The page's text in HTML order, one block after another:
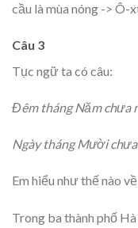
cầu là mùa nóng -> Ô-
Câu 3
Tục ngữ ta có câu:
Đêm tháng Năm chưa
Ngày tháng Mười
Em hiểu như thế nào
Trong ba thành phố